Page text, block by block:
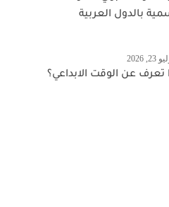
بالدول العربية
2026
تعرف عن الوقت الابداعي؟